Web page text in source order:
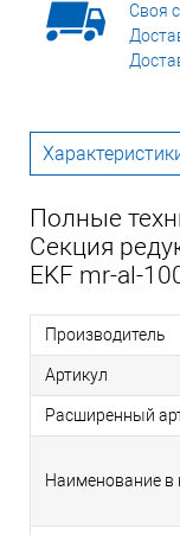
Своя
Полные
Секция
EKF mr-al-
Производитель
Артикул
Расширенный
Наименование в